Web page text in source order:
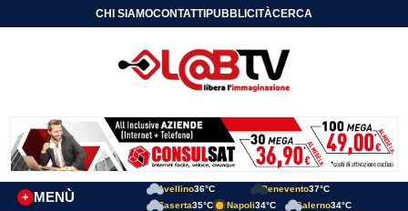
CHI SIAMOCONTATTIPUBBLICITÀCERCA
MENÙ
+
Avellino36°C Benevento37°C
Caserta35°C Napoli34°C Salerno34°C